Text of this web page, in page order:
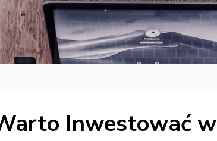
Inwestować w